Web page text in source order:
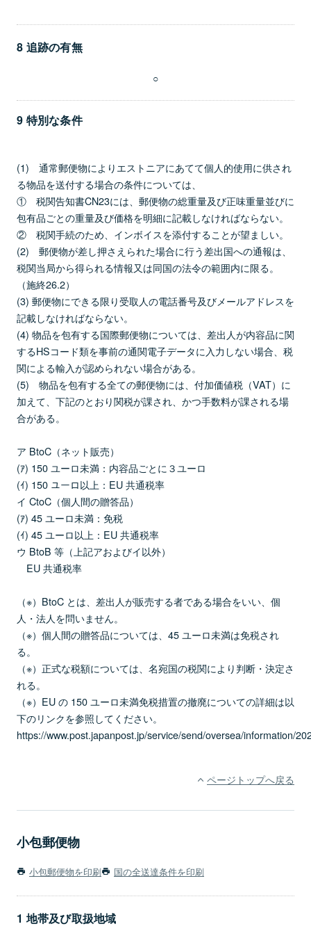
8 追跡の有無
○
9 特別な条件
(1) 通常郵便物によりエストニアにあてて個人的使用に供され
る物品を送付する場合の条件については、
① 税関告知書CN23には、郵便物の総重量及び正味重量並びに
包有品ごとの重量及び価格を明細に記載しなければならない。
② 税関手続のため、インボイスを添付することが望ましい。
(2) 郵便物が差し押さえられた場合に行う差出国への通報は、
税関当局から得られる情報又は同国の法令の範囲内に限る。
（施終26.2）
(3) 郵便物にできる限り受取人の電話番号及びメールアドレスを
記載しなければならない。
(4) 物品を包有する国際郵便物については、差出人が内容品に関
するHSコード類を事前の通関電子データに入力しない場合、税
関による輸入が認められない場合がある。
(5) 物品を包有する全ての郵便物には、付加価値税（VAT）に
加えて、下記のとおり関税が課され、かつ手数料が課される場
合がある。
ア BtoC（ネット販売）
(ｱ) 150 ユーロ未満：内容品ごとに３ユーロ
(ｲ) 150 ユーロ以上：EU 共通税率
イ CtoC（個人間の贈答品）
(ｱ) 45 ユーロ未満：免税
(ｲ) 45 ユーロ以上：EU 共通税率
ウ BtoB 等（上記アおよびイ以外）
EU 共通税率
（※）BtoC とは、差出人が販売する者である場合をいい、個
人・法人を問いません。
（※）個人間の贈答品については、45 ユーロ未満は免税され
る。
（※）正式な税額については、名宛国の税関により判断・決定さ
れる。
（※）EU の 150 ユーロ未満免税措置の撤廃についての詳細は以
下のリンクを参照してください。
https://www.post.japanpost.jp/service/send/oversea/information/
ページトップへ戻る
小包郵便物
小包郵便物を印刷 国の全送達条件を印刷
1 地帯及び取扱地域